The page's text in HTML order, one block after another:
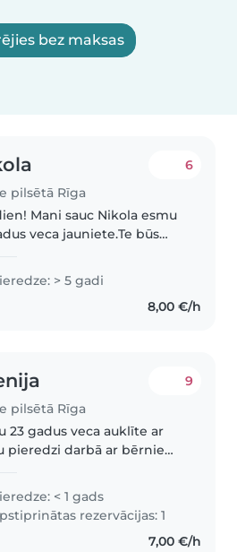
bez maksas
pilsētā Rīga
6
Mani sauc Nikola esmu
veca jauniete.Te būs
sāku pieskatīt pirms 5
Kā arī esmu strādājusi
Labprāt pavadu ar..
> 5 gadi
8,00 €/h
pilsētā Rīga
9
23 gadus veca auklīte ar
pieredzi darbā ar bērniem
Iepriekš studēju
Sporta pedagoģijas
< 1 gads
rezervācijas: 1
7,00 €/h